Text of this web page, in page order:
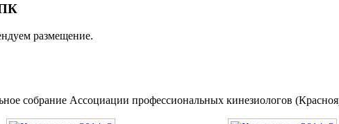
размещение.
собрание Ассоциации профессиональных кинезиологов